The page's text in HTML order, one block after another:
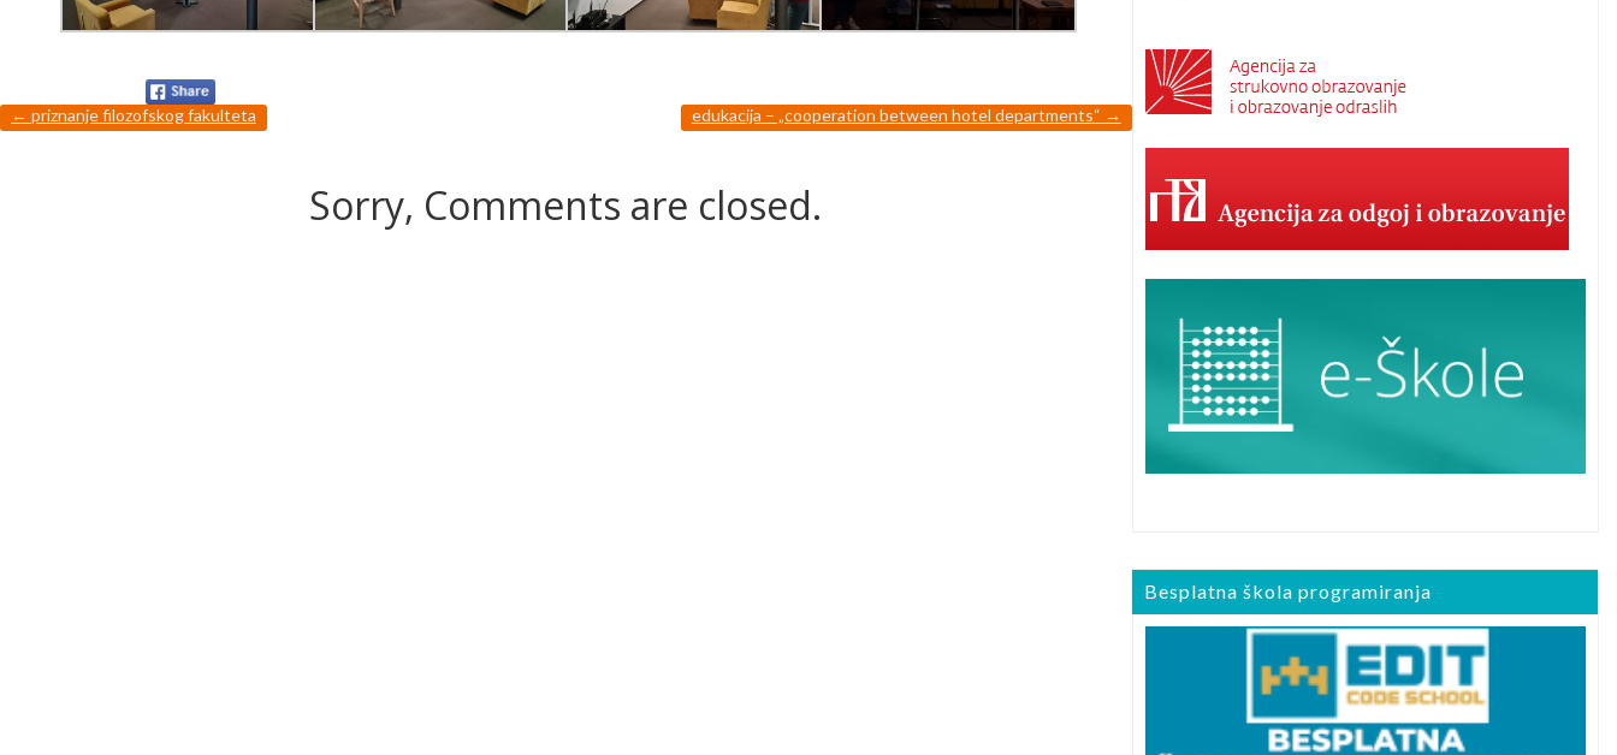
edukacija – „cooperation between hotel departments“ →
← priznanje filozofskog fakulteta
Sorry, Comments are closed.
Besplatna škola programiranja